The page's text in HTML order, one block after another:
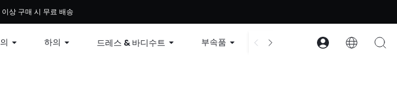
할인, 99달러 이상 구매 시 15% 할인 | 할인 코드: GLOWNEW
상 구매 시 무료 배송
하의 드레스 & 바디수트 부속품 컬렉션 구조 회사